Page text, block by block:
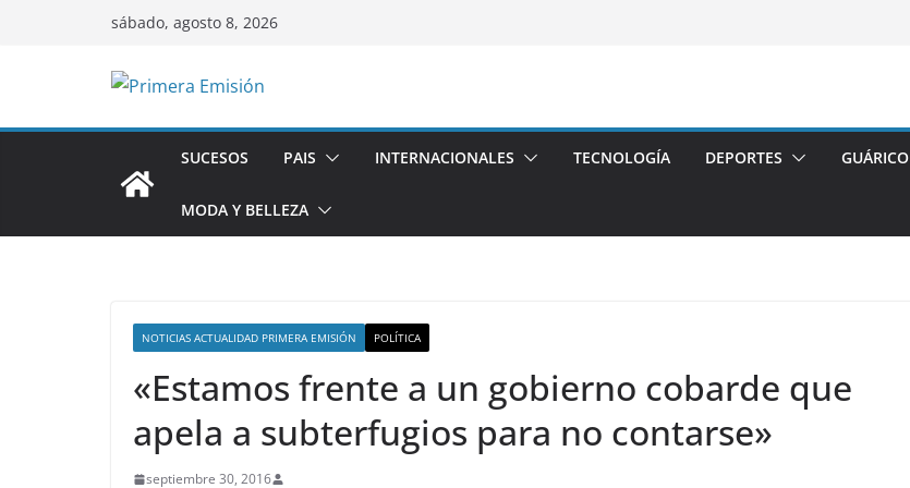
sábado, agosto 8, 2026
SUCESOS PAIS INTERNACIONALES TECNOLOGÍA DEPORTES GUÁRICO
MODA Y BELLEZA
NOTICIAS ACTUALIDAD PRIMERA EMISIÓN POLÍTICA
«Estamos frente a un gobierno cobarde que
apela a subterfugios para no contarse»
septiembre 30, 2016